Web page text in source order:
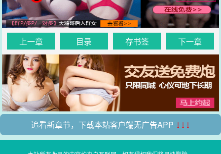
上一章 目录 存书签 下一章
追看新章节，下载本站客户端无广告APP ↓↓↓